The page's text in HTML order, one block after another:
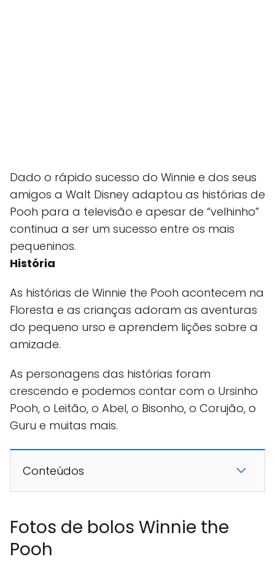
Dado o rápido sucesso do Winnie e dos seus
amigos a Walt Disney adaptou as histórias de
Pooh para a televisão e apesar de “velhinho”
continua a ser um sucesso entre os mais
pequeninos.
História
As histórias de Winnie the Pooh acontecem na
Floresta e as crianças adoram as aventuras
do pequeno urso e aprendem lições sobre a
amizade.
As personagens das histórias foram
crescendo e podemos contar com o Ursinho
Pooh, o Leitão, o Abel, o Bisonho, o Corujão, o
Guru e muitas mais.
Conteúdos
Fotos de bolos Winnie the
Pooh